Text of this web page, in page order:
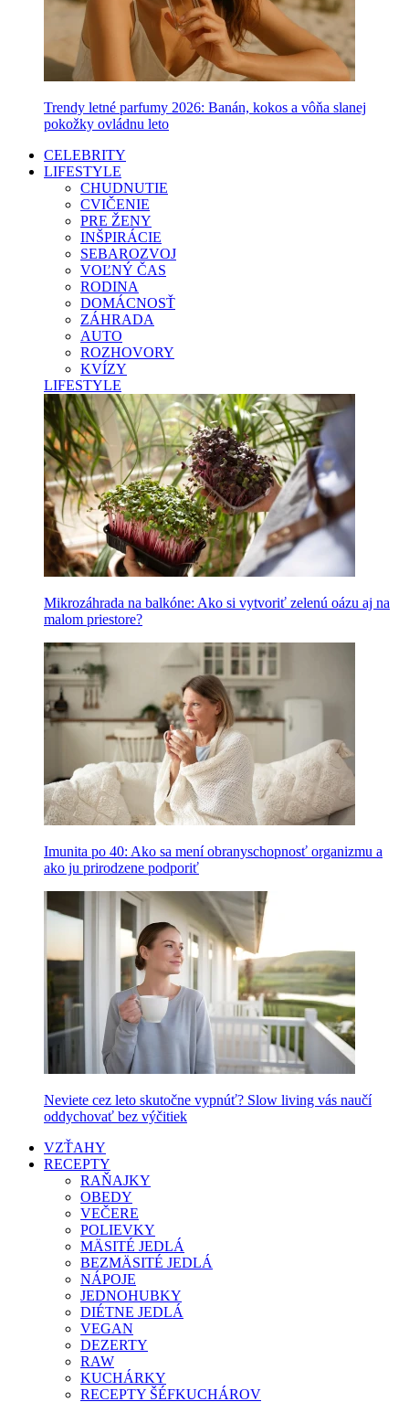
Trendy letné parfumy 2026: Banán, kokos a vôňa slanej
pokožky ovládnu leto
CELEBRITY
LIFESTYLE
CHUDNUTIE
CVIČENIE
PRE ŽENY
INŠPIRÁCIE
SEBAROZVOJ
VOĽNÝ ČAS
RODINA
DOMÁCNOSŤ
ZÁHRADA
AUTO
ROZHOVORY
KVÍZY
LIFESTYLE
Mikrozáhrada na balkóne: Ako si vytvoriť zelenú oázu aj na
malom priestore?
Imunita po 40: Ako sa mení obranyschopnosť organizmu a
ako ju prirodzene podporiť
Neviete cez leto skutočne vypnúť? Slow living vás naučí
oddychovať bez výčitiek
VZŤAHY
RECEPTY
RAŇAJKY
OBEDY
VEČERE
POLIEVKY
MÄSITÉ JEDLÁ
BEZMÄSITÉ JEDLÁ
NÁPOJE
JEDNOHUBKY
DIÉTNE JEDLÁ
VEGAN
DEZERTY
RAW
KUCHÁRKY
RECEPTY ŠÉFKUCHÁROV